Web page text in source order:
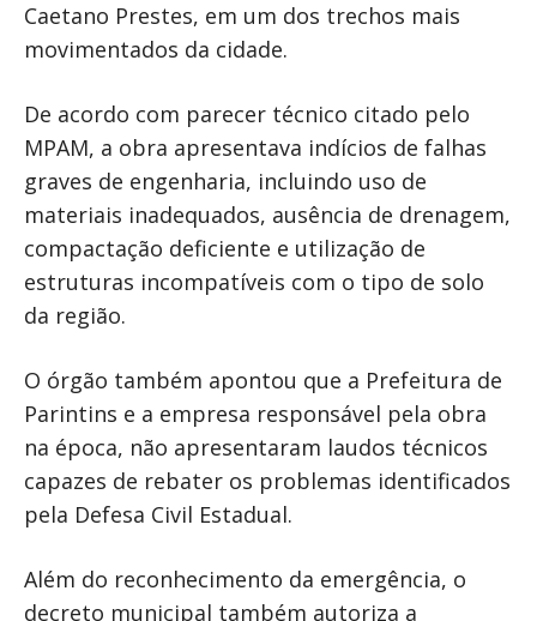
Caetano Prestes, em um dos trechos mais
movimentados da cidade.
De acordo com parecer técnico citado pelo
MPAM, a obra apresentava indícios de falhas
graves de engenharia, incluindo uso de
materiais inadequados, ausência de drenagem,
compactação deficiente e utilização de
estruturas incompatíveis com o tipo de solo
da região.
O órgão também apontou que a Prefeitura de
Parintins e a empresa responsável pela obra
na época, não apresentaram laudos técnicos
capazes de rebater os problemas identificados
pela Defesa Civil Estadual.
Além do reconhecimento da emergência, o
decreto municipal também autoriza a